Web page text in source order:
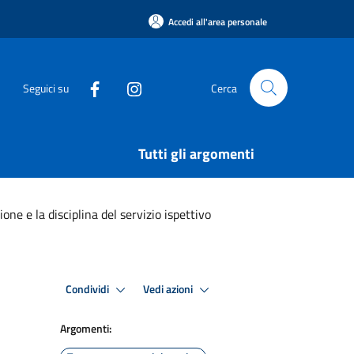
Accedi all'area personale
Seguici su Cerca
Tutti gli argomenti
e la disciplina del servizio ispettivo
Condividi Vedi azioni
Argomenti: